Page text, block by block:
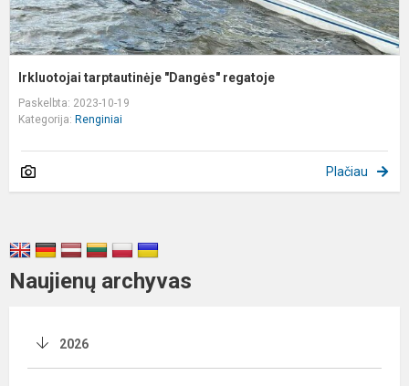
Irkluotojai tarptautinėje "Dangės" regatoje
Paskelbta: 2023-10-19
Kategorija: Renginiai
Plačiau
Naujienų archyvas
2026